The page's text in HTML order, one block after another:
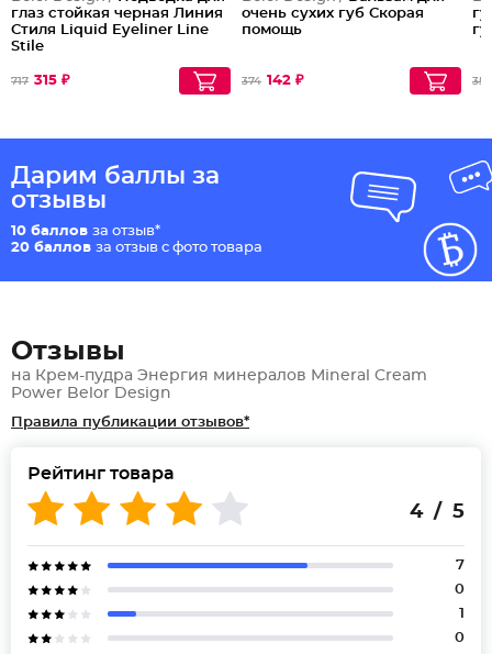
глаз стойкая черная Линия
Стиля Liquid Eyeliner Line
Stile
717 315 ₽
очень сухих губ Скорая
помощь
374 142 ₽ 359
Дарим баллы за
отзывы
10 баллов за отзыв*
20 баллов за отзыв с фото товара
Отзывы
на Крем-пудра Энергия минералов Mineral Cream
Power Belor Design
Правила публикации отзывов*
Рейтинг товара
4 / 5
7
0
1
0